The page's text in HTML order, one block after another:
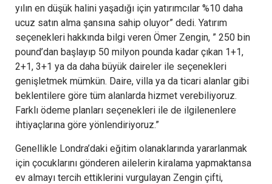
yılın en düşük halini yaşadığı için yatırımcılar %10 daha
ucuz satın alma şansına sahip oluyor” dedi. Yatırım
seçenekleri hakkında bilgi veren Ömer Zengin, ” 250 bin
pound’dan başlayıp 50 milyon pounda kadar çıkan 1+1,
2+1, 3+1 ya da daha büyük daireler ile seçenekleri
genişletmek mümkün. Daire, villa ya da ticari alanlar gibi
beklentilere göre tüm alanlarda hizmet verebiliyoruz.
Farklı ödeme planları seçenekleri ile de ilgilenenlere
ihtiyaçlarına göre yönlendiriyoruz.”
Genellikle Londra’daki eğitim olanaklarında yararlanmak
için çocuklarını gönderen ailelerin kiralama yapmaktansa
ev almayı tercih ettiklerini vurgulayan Zengin çifti,